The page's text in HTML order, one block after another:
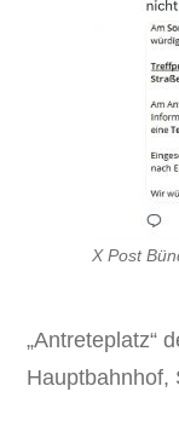
X Post
„Antreteplatz“
Hauptbahnhof,